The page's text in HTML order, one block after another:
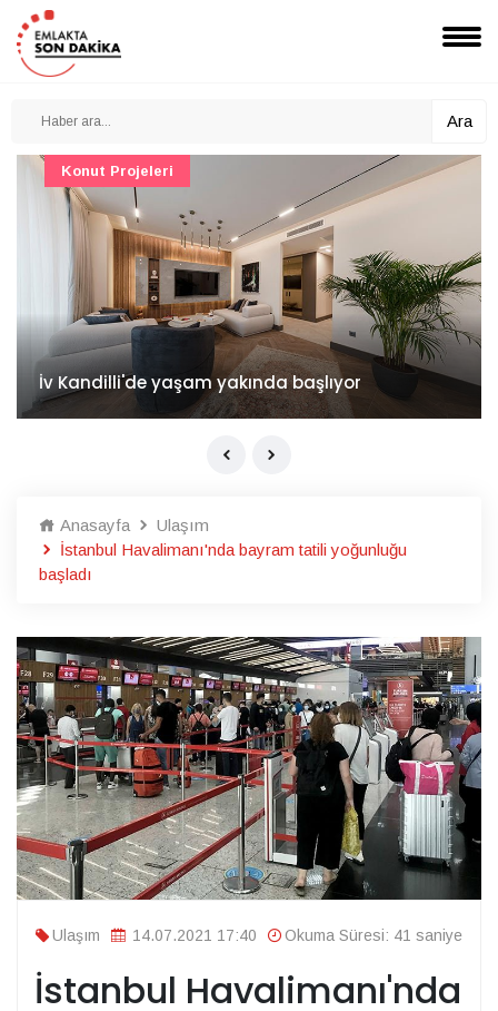
Ara
İv Kandilli'de yaşam yakında başlıyor
Konut Projeleri
Anasayfa
Ulaşım
İstanbul Havalimanı'nda bayram tatili yoğunluğu
başladı
Ulaşım 14.07.2021 17:40 Okuma Süresi: 41 saniye
İstanbul Havalimanı'nda